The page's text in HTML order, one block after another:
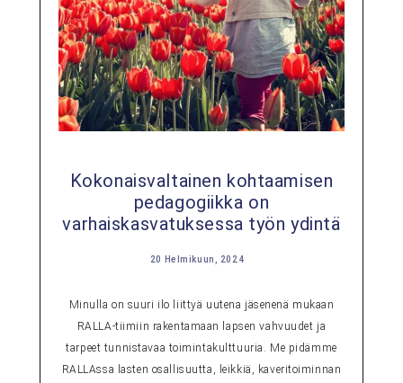
Kokonaisvaltainen kohtaamisen
pedagogiikka on
varhaiskasvatuksessa työn ydintä
20 Helmikuun, 2024
Minulla on suuri ilo liittyä uutena jäsenenä mukaan
RALLA-tiimiin rakentamaan lapsen vahvuudet ja
tarpeet tunnistavaa toimintakulttuuria. Me pidämme
RALLAssa lasten osallisuutta, leikkiä, kaveritoiminnan